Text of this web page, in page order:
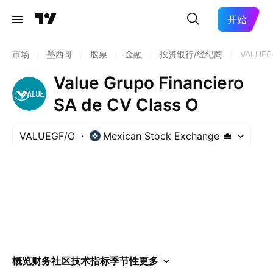
开始
市场 墨西哥 股票 金融 投资银行/经纪商
Value Grupo Financiero
SA de CV Class O
VALUEGF/O Mexican Stock Exchange
概览财务社区技术指标季节性更多